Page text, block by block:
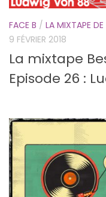
FACE B / LA MIXTAPE
9 FÉVRIER 2018
La mixtape
Episode 26 :